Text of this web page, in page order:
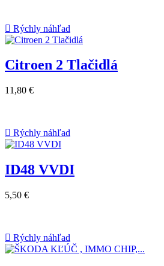
 Rýchly náhľad
Citroen 2 Tlačidlá
11,80 €
 Rýchly náhľad
ID48 VVDI
5,50 €
 Rýchly náhľad